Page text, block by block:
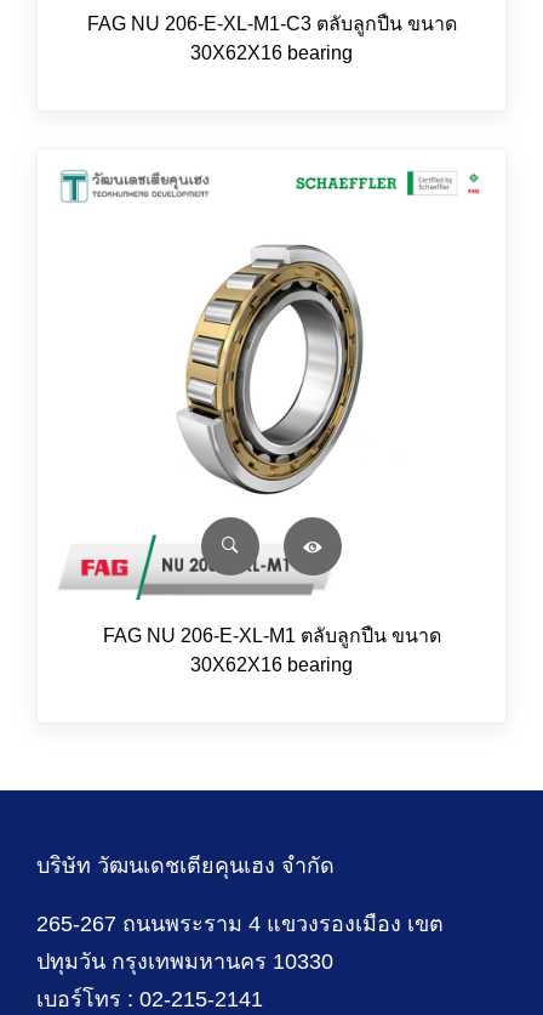
FAG NU 206-E-XL-M1-C3 ตลับลูกปืน ขนาด
30X62X16 bearing
FAG NU 206-E-XL-M1 ตลับลูกปืน ขนาด
30X62X16 bearing
บริษัท วัฒนเดชเตียคุนเฮง จำกัด
265-267 ถนนพระราม 4 แขวงรองเมือง เขต
ปทุมวัน กรุงเทพมหานคร 10330
เบอร์โทร : 02-215-2141